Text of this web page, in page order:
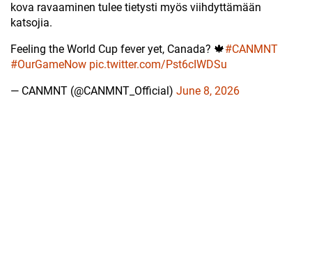
kova ravaaminen tulee tietysti myös viihdyttämään
katsojia.
Feeling the World Cup fever yet, Canada? 🍁#CANMNT
#OurGameNow pic.twitter.com/Pst6cIWDSu
— CANMNT (@CANMNT_Official) June 8, 2026